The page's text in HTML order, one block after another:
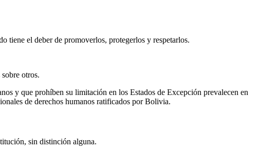
tiene el deber de promoverlos, protegerlos y respetarlos.
otros.
y que prohíben su limitación en los Estados de Excepción prevalecen en
de derechos humanos ratificados por Bolivia.
sin distinción alguna.